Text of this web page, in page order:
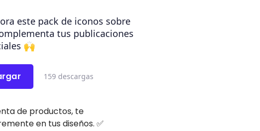
este pack de iconos sobre
tus publicaciones
🙌
159 descargas
de productos, te
en tus diseños. ✅